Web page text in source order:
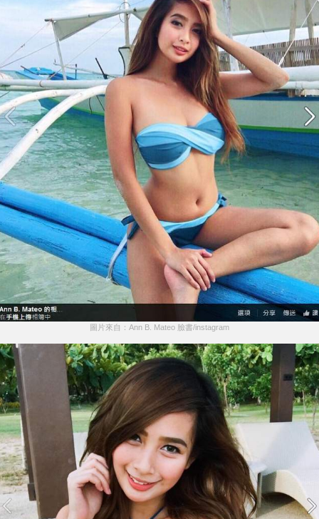
圖片來自：Ann B. Mateo 臉書/instagram